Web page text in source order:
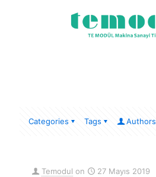
Categories Tags Authors
Temodul on
27 Mayıs 2019